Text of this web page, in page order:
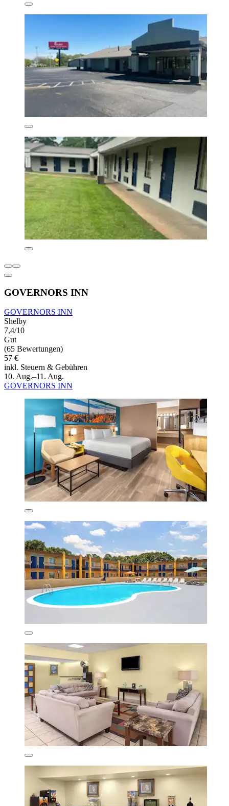
GOVERNORS INN
GOVERNORS INN
Shelby
7,4/10
Gut
(65 Bewertungen)
57 €
inkl. Steuern & Gebühren
10. Aug.–11. Aug.
GOVERNORS INN